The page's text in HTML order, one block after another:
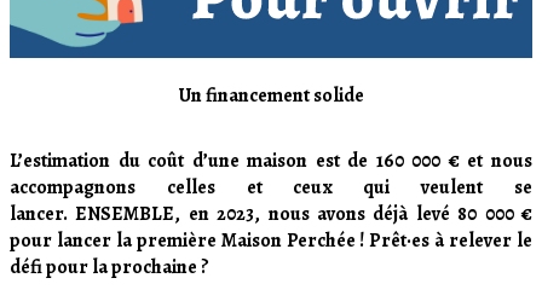
Un financement solide
L’estimation du coût d’une maison est de 160 000 € et nous
accompagnons celles et ceux qui veulent se
lancer. ENSEMBLE, en 2023, nous avons déjà levé 80 000 €
pour lancer la première Maison Perchée ! Prêt·es à relever le
défi pour la prochaine ?